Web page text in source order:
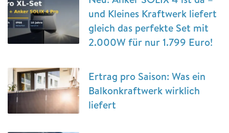
und Kleines Kraftwerk liefert
gleich das perfekte Set mit
2.000W für nur 1.799 Euro!
Ertrag pro Saison: Was ein
Balkonkraftwerk wirklich
liefert